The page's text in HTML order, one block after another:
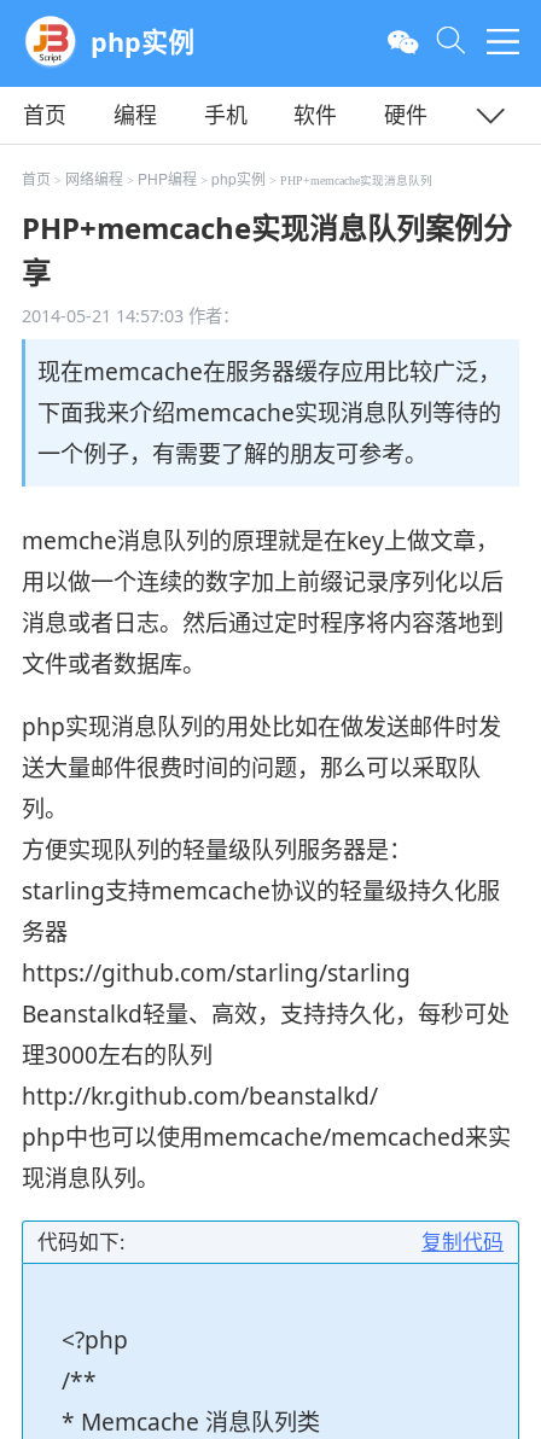
php实例
首页 编程 手机 软件
硬件
教程
平面 服务器
首页 > 网络编程 > PHP编程 > php实例 > PHP+memcache实现消息队列
PHP+memcache实现消息队列案例分
享
2014-05-21 14:57:03作者：
现在memcache在服务器缓存应用比较广泛，
下面我来介绍memcache实现消息队列等待的
一个例子，有需要了解的朋友可参考。
memche消息队列的原理就是在key上做文章，
用以做一个连续的数字加上前缀记录序列化以后
消息或者日志。然后通过定时程序将内容落地到
文件或者数据库。
php实现消息队列的用处比如在做发送邮件时发
送大量邮件很费时间的问题，那么可以采取队
列。
方便实现队列的轻量级队列服务器是：
starling支持memcache协议的轻量级持久化服
务器
https://github.com/starling/starling
Beanstalkd轻量、高效，支持持久化，每秒可处
理3000左右的队列
http://kr.github.com/beanstalkd/
php中也可以使用memcache/memcached来实
现消息队列。
复制代码
代码如下:
<?php
/**
* Memcache 消息队列类